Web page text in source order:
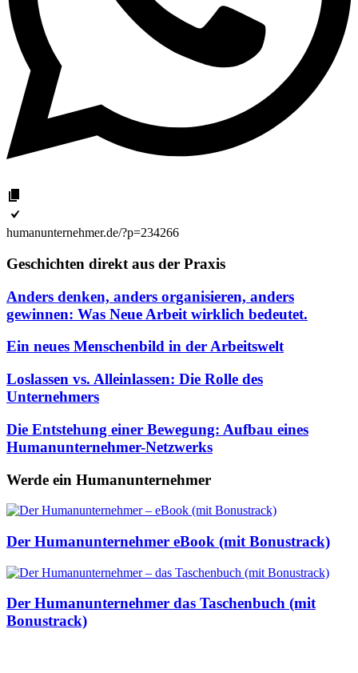
humanunternehmer.de/?p=234266
Geschichten direkt aus der Praxis
Anders denken, anders organisieren, anders
gewinnen: Was Neue Arbeit wirklich bedeutet.
Ein neues Menschenbild in der Arbeitswelt
Loslassen vs. Alleinlassen: Die Rolle des
Unternehmers
Die Entstehung einer Bewegung: Aufbau eines
Humanunternehmer-Netzwerks
Werde ein Humanunternehmer
Der Humanunternehmer eBook (mit Bonustrack)
Der Humanunternehmer das Taschenbuch (mit
Bonustrack)